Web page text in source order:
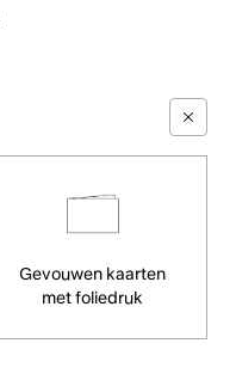
Gevouwen kaarten
met foliedruk